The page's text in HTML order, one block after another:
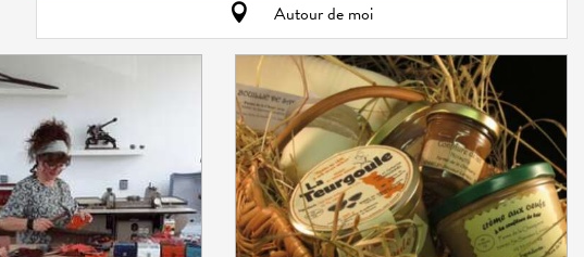
Autour de moi